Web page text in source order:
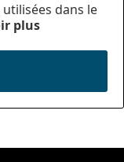
dans le
plus